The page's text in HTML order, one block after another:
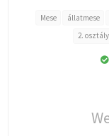
Mese állatmese
2.